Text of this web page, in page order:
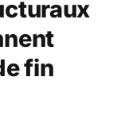
fin